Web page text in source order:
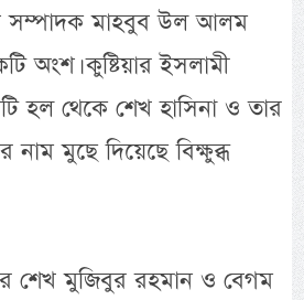
সম্পাদক মাহবুব উল আলম
অংশ। কুষ্টিয়ার ইসলামী
হল থেকে শেখ হাসিনা ও তার
নাম মুছে দিয়েছে বিক্ষুব্ধ
শেখ মুজিবুর রহমান ও বেগম